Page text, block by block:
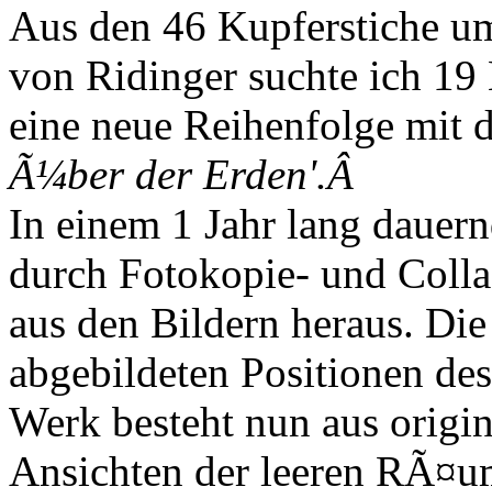
Aus den 46 Kupferstiche
von Ridinger suchte ich
eine neue Reihenfolge mit
Ã¼ber der Erden'.Â
In einem 1 Jahr lang
durch Fotokopie- und
aus den Bildern heraus.
abgebildeten Positionen
Werk besteht nun aus
Ansichten der leeren